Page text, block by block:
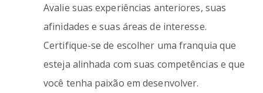
Avalie suas experiências anteriores, suas
afinidades e suas áreas de interesse.
Certifique-se de escolher uma franquia que
esteja alinhada com suas competências e que
você tenha paixão em desenvolver.